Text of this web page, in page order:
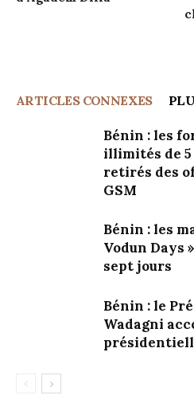
ARTICLES CONNEXES
Bénin : les
illimités de 5
retirés des
GSM
Bénin : les
Vodun Days
sept jours
Bénin : le
Wadagni